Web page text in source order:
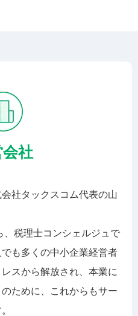
社
社タックスコム代表の山
、税理士コンシェルジュで
も多くの中小企業経営者
スから解放され、本業に
ために、これからもサー